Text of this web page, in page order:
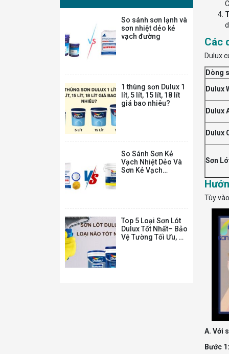
Các
Dulux
Dòng
Dulux
Dulux
Dulux
Sơn
Tùy
A. Với
Bước
M16 – MAXILITE
TỪ DULUX LÁNG
MỊN TỐI ƯU – BỀ
M16 – MAXILITE
TỪ DULUX LÁNG
MỊN TỐI ƯU – BỀ
Sơn Nội Thất Dulux
Inspire 2in1 – Bề
So sánh sơn lạnh và
sơn nhiệt dẻo kẻ
vạch đường
1 thùng sơn Dulux 1
lít, 5 lít, 15 lít, 18 lít
giá bao nhiêu?
So Sánh Sơn Kẻ
Vạch Nhiệt Dẻo Và
Sơn Kẻ Vạch
Top 5 Loại Sơn Lót
Dulux Tốt Nhất– Bảo
Vệ Tường Tối Ưu, Độ